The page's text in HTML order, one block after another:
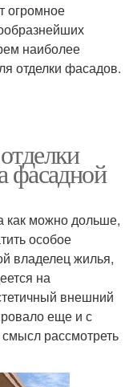
огромное
наиболее
отделки фасадов.
фасадной
как можно дольше,
особое
владелец жилья,
на
внешний
еще и с
рассмотреть